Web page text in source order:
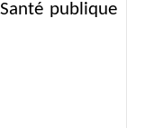
publique